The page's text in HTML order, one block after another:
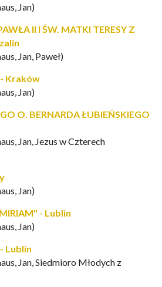
Jan)
II I ŚW. MATKI TERESY Z
Jan, Paweł)
- Kraków
Jan)
O. BERNARDA ŁUBIEŃSKIEGO
Jan, Jezus w Czterech
Jan)
- Lublin
Jan)
Lublin
Jan, Siedmioro Młodych z